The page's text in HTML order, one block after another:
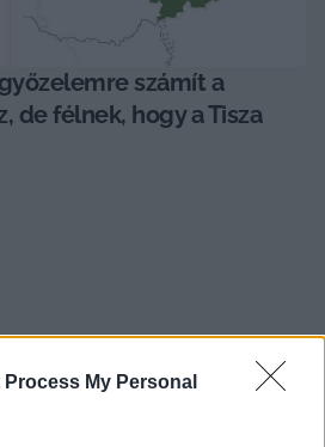
Process My Personal
számít a
de félnek, hogy a Tisza
jelenetekre lehettek
a Rákóczi úti Fidesz